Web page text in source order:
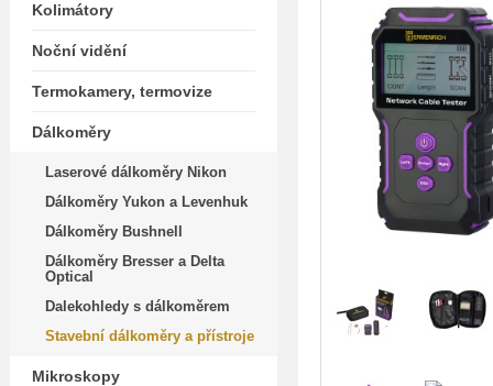
Kolimátory
Noční vidění
Termokamery, termovize
Dálkoměry
Laserové dálkoměry Nikon
Dálkoměry Yukon a Levenhuk
Dálkoměry Bushnell
Dálkoměry Bresser a Delta
Optical
Dalekohledy s dálkoměrem
Stavební dálkoměry a přístroje
Mikroskopy